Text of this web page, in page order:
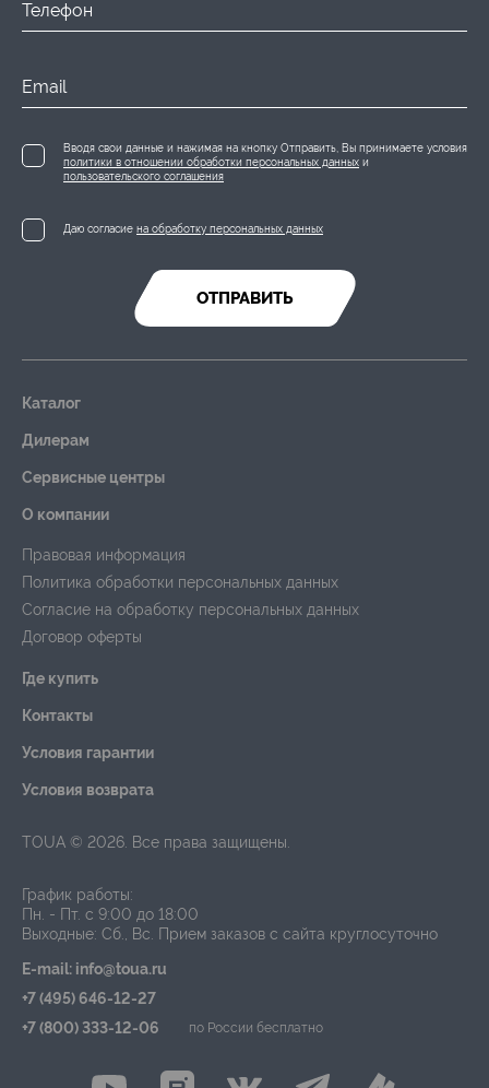
Телефон
Email
Вводя свои данные и нажимая на кнопку Отправить, Вы принимаете условия
политики в отношении обработки персональных данных и
пользовательского соглашения
Даю согласие на обработку персональных данных
ОТПРАВИТЬ
Каталог
Дилерам
Сервисные центры
О компании
Правовая информация
Политика обработки персональных данных
Согласие на обработку персональных данных
Договор оферты
Где купить
Контакты
Условия гарантии
Условия возврата
TOUA © 2026. Все права защищены.
График работы:
Пн. - Пт. с 9:00 до 18:00
Выходные: Сб., Вс.
Прием заказов с сайта круглосуточно
E-mail: info@toua.ru
+7 (495) 646-12-27
+7 (800) 333-12-06
по России бесплатно